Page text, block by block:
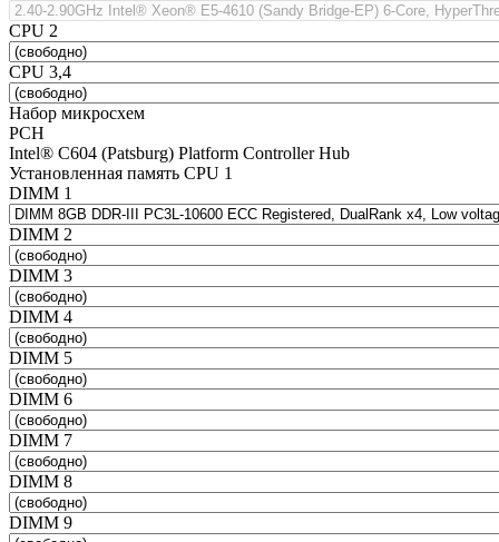
CPU 2
CPU 3,4
Набор микросхем
PCH
Intel® C604 (Patsburg) Platform Controller Hub
Установленная память CPU 1
DIMM 1
DIMM 2
DIMM 3
DIMM 4
DIMM 5
DIMM 6
DIMM 7
DIMM 8
DIMM 9